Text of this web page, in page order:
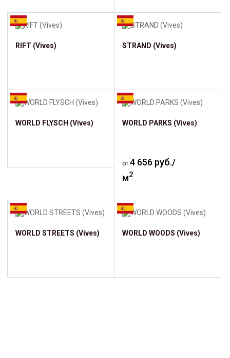
RIFT (Vives) STRAND (Vives)
WORLD FLYSCH (Vives) WORLD PARKS (Vives)
от 4 656 руб./
м2
WORLD STREETS (Vives) WORLD WOODS (Vives)